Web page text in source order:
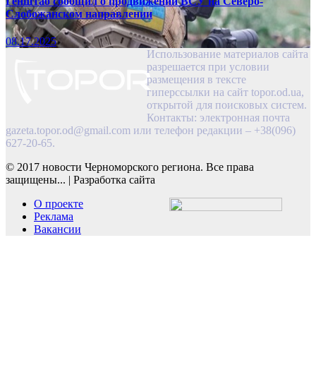
Слобожанском направлении
08.17.2025
Использование материалов сайта
разрешается при условии
размещения в тексте
гиперссылки на сайт topor.od.ua,
открытой для поисковых систем.
Контакты: электронная почта
gazeta.topor.od@gmail.com или телефон редакции – +38(096)
627-20-65.
© 2017 новости Черноморского региона. Все права
защищены...
Разработка сайта
О проекте
Реклама
Вакансии